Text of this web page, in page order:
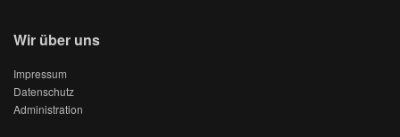
Wir über uns
Impressum
Datenschutz
Administration